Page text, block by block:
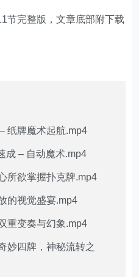
节完整版，文章底部附下载
纸牌魔术起航.mp4
成 – 自动魔术.mp4
所欲掌握扑克牌.mp4
的视觉盛宴.mp4
重变奏与幻象.mp4
妙四牌，神秘流转之